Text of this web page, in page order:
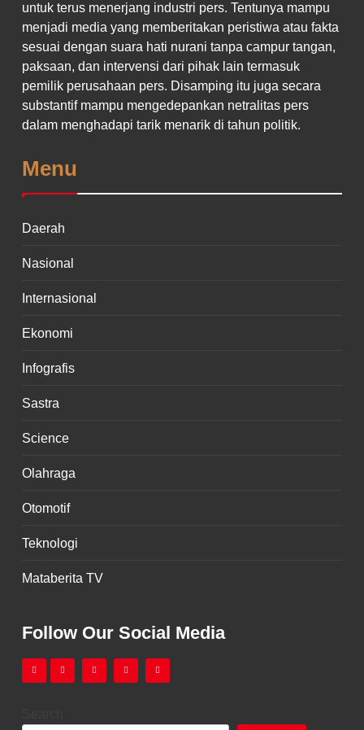
untuk terus menerjang industri pers. Tentunya mampu
menjadi media yang memberitakan peristiwa atau fakta
sesuai dengan suara hati nurani tanpa campur tangan,
paksaan, dan intervensi dari pihak lain termasuk
pemilik perusahaan pers. Disamping itu juga secara
substantif mampu mengedepankan netralitas pers
dalam menghadapi tarik menarik di tahun politik.
Menu
Daerah
Nasional
Internasional
Ekonomi
Infografis
Sastra
Science
Olahraga
Otomotif
Teknologi
Mataberita TV
Follow Our Social Media